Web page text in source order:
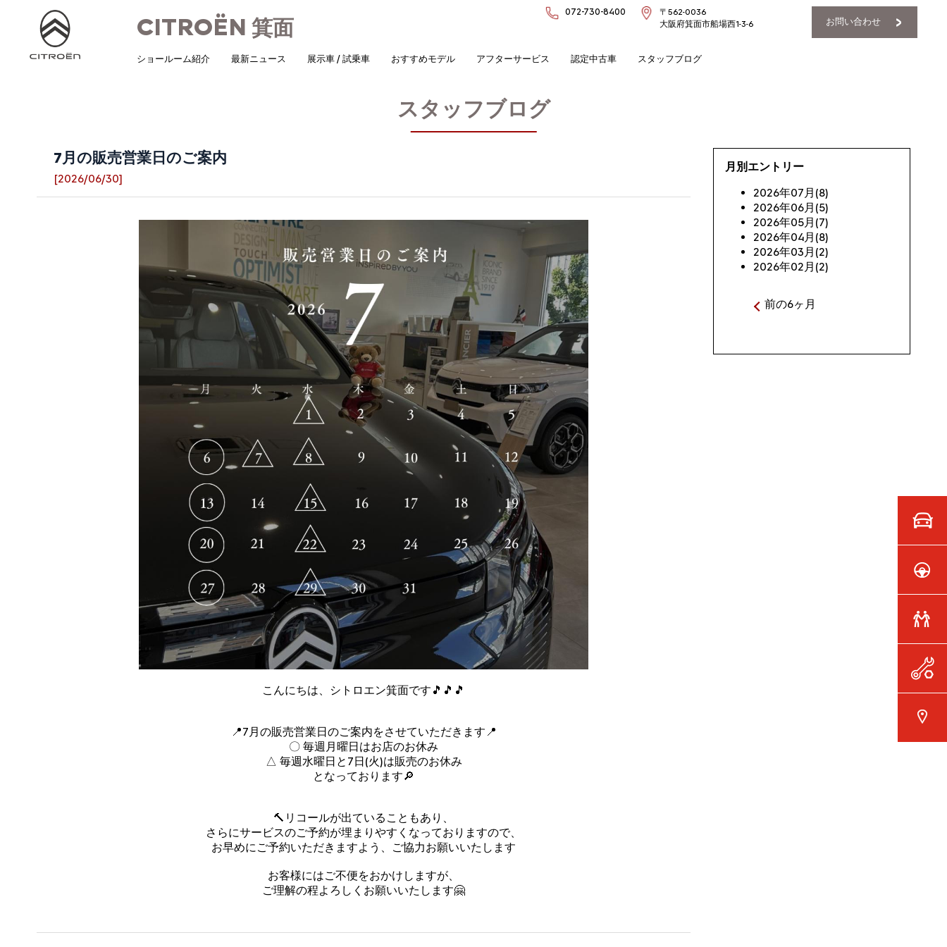
CITROËN 箕面
072-730-8400
〒562-0036
大阪府箕面市船場西1-3-6
お問い合わせ
ショールーム紹介 最新ニュース 展示車 / 試乗車 おすすめモデル アフターサービス 認定中古車 スタッフブログ
スタッフブログ
7月の販売営業日のご案内
[2026/06/30]
こんにちは、シトロエン箕面です🎵🎵🎵
📍7月の販売営業日のご案内をさせていただきます📍
〇 毎週月曜日はお店のお休み
△ 毎週水曜日と7日(火)は販売のお休み
となっております🔎
🔨リコールが出ていることもあり、
さらにサービスのご予約が埋まりやすくなっておりますので、
お早めにご予約いただきますよう、ご協力お願いいたします
お客様にはご不便をおかけしますが、
ご理解の程よろしくお願いいたします🤗
月別エントリー
2026年07月(8)
2026年06月(5)
2026年05月(7)
2026年04月(8)
2026年03月(2)
2026年02月(2)
前の6ヶ月